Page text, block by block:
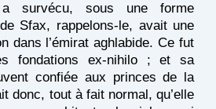
survécu, sous une forme
Sfax, rappelons-le, avait une
dans l’émirat aghlabide. Ce fut
fondations ex-nihilo ; et sa
confiée aux princes de la
donc, tout à fait normal, qu’elle